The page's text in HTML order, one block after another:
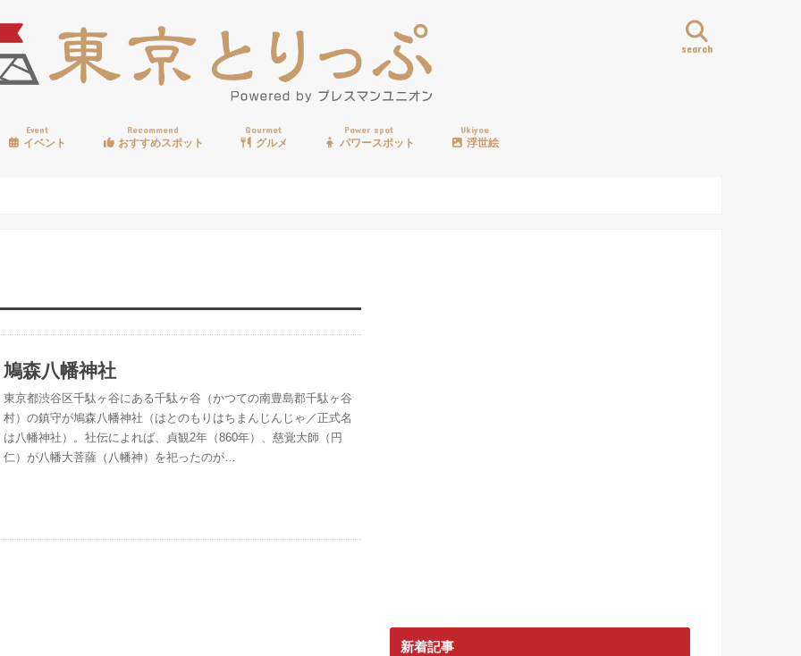
search
Event
イベント
Recommend
おすすめスポット
Gourmet
グルメ
Power spot
パワースポット
Ukiyoe
浮世絵
鳩森八幡神社
東京都渋谷区千駄ヶ谷にある千駄ヶ谷（かつての南豊島郡千駄ヶ谷
村）の鎮守が鳩森八幡神社（はとのもりはちまんじんじゃ／正式名
は八幡神社）。社伝によれば、貞観2年（860年）、慈覚大師（円
仁）が八幡大菩薩（八幡神）を祀ったのが…
新着記事